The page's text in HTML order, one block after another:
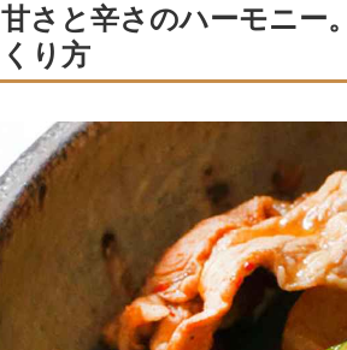
甘さと辛さのハーモニー
くり方